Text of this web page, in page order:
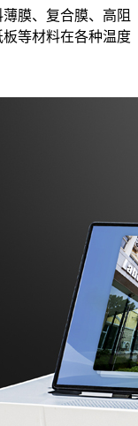
膜、复合膜、高阻
等材料在各种温度